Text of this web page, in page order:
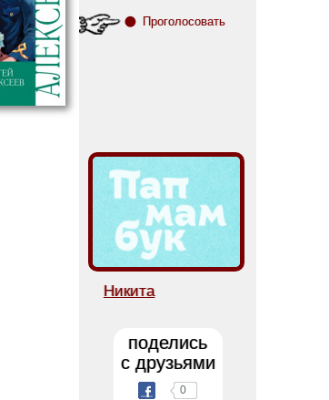
Проголосовать
Никита
поделись
с друзьями
0